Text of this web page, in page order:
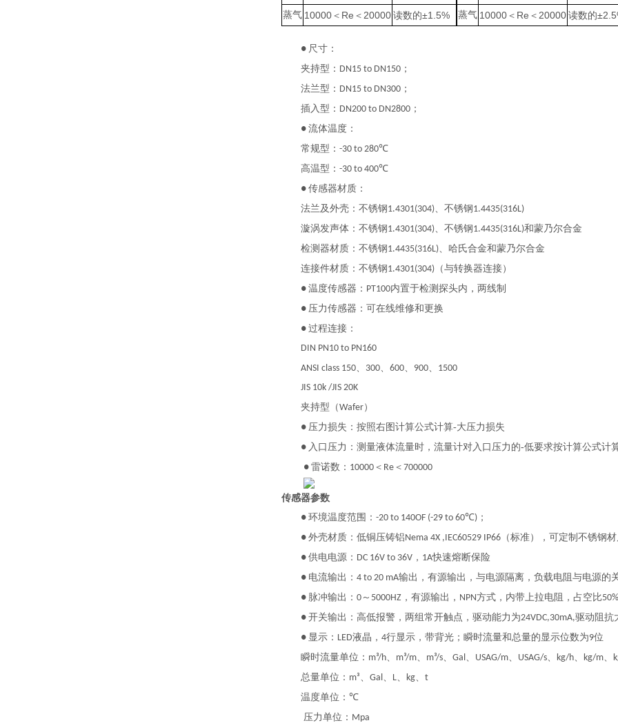
蒸气 10000 ＜ Re ＜ 20000 读数的±1.5% 蒸气 10000 ＜ Re ＜ 20000 读数的
● 尺寸：
夹持型： DN15 to DN150 ；
法兰型： DN15 to DN300 ；
插入型： DN200 to DN2800 ；
● 流体温度：
常规型： -30 to 280℃
高温型： -30 to 400℃
● 传感器材质：
法兰及外壳：不锈钢 1.4301(304)、不锈钢 1.4435(316L)
漩涡发声体：不锈钢 1.4301(304)、不锈钢 1.4435(316L)和蒙乃尔合金
检测器材质：不锈钢 1.4435(316L)、哈氏合金和蒙乃尔合金
连接件材质：不锈钢 1.4301(304) （与转换器连接）
● 温度传感器： PT100内置于检测探头内，两线制
● 压力传感器：可在线维修和更换
● 过程连接：
DIN PN10 to PN160
ANSI class 150、 300、 600、 900、 1500
JIS 10k /JIS 20K
夹持型（Wafer）
● 压力损失：按照右图计算公式计算-大压力损失
● 入口压力：测量液体流量时，流量计对入口压力的-低要求按计算公式计
● 雷诺数： 10000 ＜ Re ＜ 700000
传感器参数
● 环境温度范围： -20 to 140OF (-29 to 60℃) ；
● 外壳材质：低铜压铸铝Nema 4X ,IEC60529 IP66 （标准），可定制不锈钢
● 供电电源： DC 16V to 36V ， 1A快速熔断保险
● 电流输出： 4 to 20 mA输出，有源输出，与电源隔离，负载电阻与电源的
● 脉冲输出： 0 ～ 5000HZ ，有源输出， NPN方式，内带上拉电阻，占空比50%
● 开关输出：高低报警，两组常开触点，驱动能力为24VDC,30mA,驱动阻抗
● 显示： LED液晶， 4行显示，带背光；瞬时流量和总量的显示位数为9位
瞬时流量单位： m³/h、 m³/m、 m³/s、 Gal、 USAG/m、 USAG/s、 kg/h、 kg/m、
总量单位： m³、 Gal、 L、 kg、 t
温度单位： ℃
压力单位： Mpa